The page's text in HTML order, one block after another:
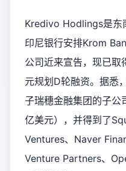
Kredivo Hodlings是东
印尼银行安排Krom
公司近来宣告，现已取
元规划D轮融资。据悉
子瑞穗金融集团的子公
亿美元），并得到了
Ventures、Naver
Venture Partners、